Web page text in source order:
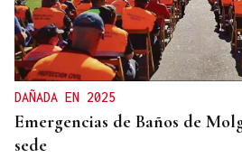
DAÑADA EN 2025
Emergencias de Baños de
sede